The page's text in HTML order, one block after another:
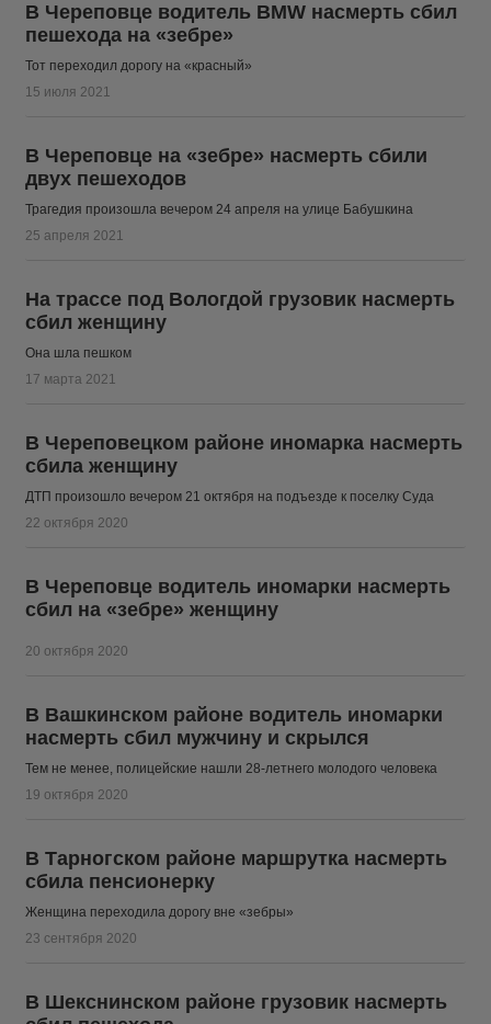
В Череповце водитель BMW насмерть сбил
пешехода на «зебре»
Тот переходил дорогу на «красный»
15 июля 2021
В Череповце на «зебре» насмерть сбили
двух пешеходов
Трагедия произошла вечером 24 апреля на улице Бабушкина
25 апреля 2021
На трассе под Вологдой грузовик насмерть
сбил женщину
Она шла пешком
17 марта 2021
В Череповецком районе иномарка насмерть
сбила женщину
ДТП произошло вечером 21 октября на подъезде к поселку Суда
22 октября 2020
В Череповце водитель иномарки насмерть
сбил на «зебре» женщину
20 октября 2020
В Вашкинском районе водитель иномарки
насмерть сбил мужчину и скрылся
Тем не менее, полицейские нашли 28-летнего молодого человека
19 октября 2020
В Тарногском районе маршрутка насмерть
сбила пенсионерку
Женщина переходила дорогу вне «зебры»
23 сентября 2020
В Шекснинском районе грузовик насмерть